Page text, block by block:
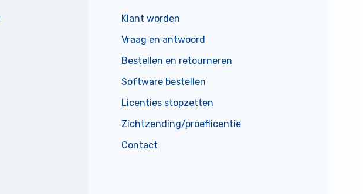
Klant worden
Vraag en antwoord
Bestellen en retourneren
Software bestellen
Licenties stopzetten
Zichtzending/proeflicentie
Contact